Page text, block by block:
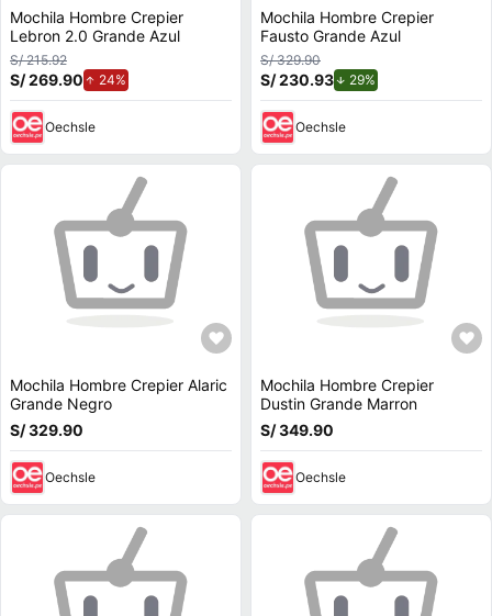
Mochila Hombre Crepier
Lebron 2.0 Grande Azul
S/ 215.92
S/ 269.90 24%
Oechsle
Mochila Hombre Crepier
Fausto Grande Azul
S/ 329.90
S/ 230.93 29%
Oechsle
Mochila Hombre Crepier Alaric
Grande Negro
S/ 329.90
Oechsle
Mochila Hombre Crepier
Dustin Grande Marron
S/ 349.90
Oechsle